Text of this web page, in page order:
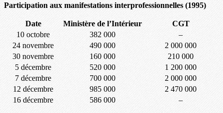
Participation aux manifestations interprofessionnelles (1995)
Date Ministère de l’Intérieur
CGT
10 octobre
382 000
–
24 novembre
490 000
2 000 000
30 novembre
160 000
210 000
5 décembre
520 000
1 200 000
7 décembre
700 000
2 000 000
12 décembre
985 000
2 470 000
16 décembre
586 000 –